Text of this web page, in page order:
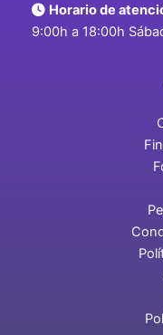
Horario de
9:00h a 18:00h